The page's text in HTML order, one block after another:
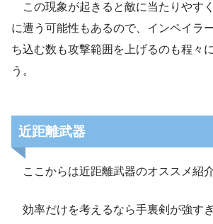
この現象が起きると敵に当たりやす
に遭う可能性もあるので、インペイラ
ち込む数も攻撃範囲を上げるのも程々
う。
近距離武器
ここからは近距離武器のオススメ紹介
効率だけを考えるなら手裏剣が強す